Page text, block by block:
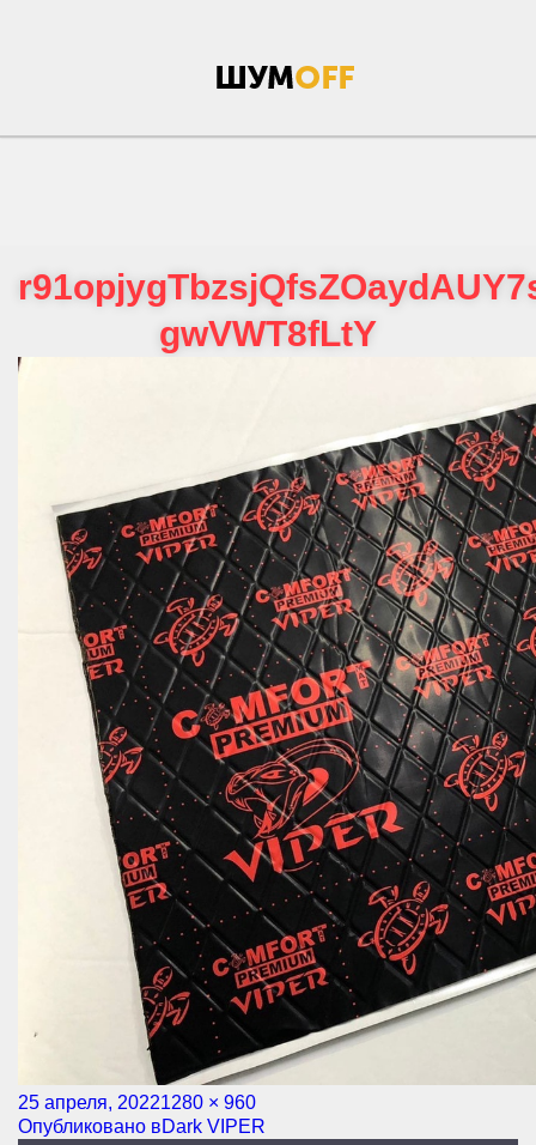
gwVWT8fLtY
Опубликовано
25 апреля, 2022Полный
размер
1280 × 960
Навигация
Опубликовано вDark VIPER